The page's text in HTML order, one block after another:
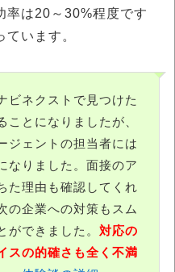
率は20～30%程度です
います。
ビネクストで見つけた
ことになりましたが、
ジェントの担当者には
なりました。面接のア
た理由も確認してくれ
の企業への対策もスム
ができました。 対応の
スの的確さも全く不満